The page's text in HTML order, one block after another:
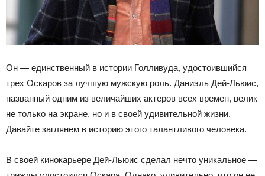
Он — единственный в истории Голливуда, удостоившийся
трех Оскаров за лучшую мужскую роль. Даниэль Дей-Льюис,
названный одним из величайших актеров всех времен, велик
не только на экране, но и в своей удивительной жизни.
Давайте заглянем в историю этого талантливого человека.
В своей кинокарьере Дей-Льюис сделал нечто уникальное —